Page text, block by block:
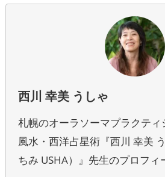
ー
シ
ョ
ン
西川 幸美 うしゃ
札幌のオーラソーマプラクティ
風水・西洋占星術『西川 幸美
ちみ USHA）』先生のプロフィ